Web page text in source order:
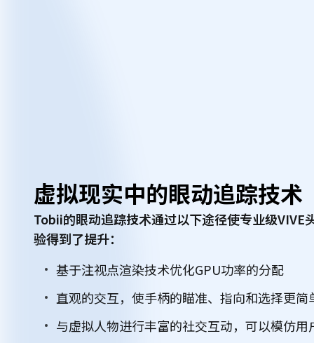
虚拟现实中的眼动追踪技术
Tobii的眼动追踪技术通过以下途径使专业级VIVE
验得到了提升：
基于注视点渲染技术优化GPU功率的分配
直观的交互，使手柄的瞄准、指向和选择更简
与虚拟人物进行丰富的社交互动，可以模仿用